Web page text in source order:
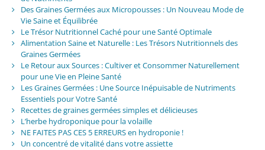
Des Graines Germées aux Micropousses : Un Nouveau Mode de
Vie Saine et Équilibrée
Le Trésor Nutritionnel Caché pour une Santé Optimale
Alimentation Saine et Naturelle : Les Trésors Nutritionnels des
Graines Germées
Le Retour aux Sources : Cultiver et Consommer Naturellement
pour une Vie en Pleine Santé
Les Graines Germées : Une Source Inépuisable de Nutriments
Essentiels pour Votre Santé
Recettes de graines germées simples et délicieuses
L’herbe hydroponique pour la volaille
NE FAITES PAS CES 5 ERREURS en hydroponie !
Un concentré de vitalité dans votre assiette